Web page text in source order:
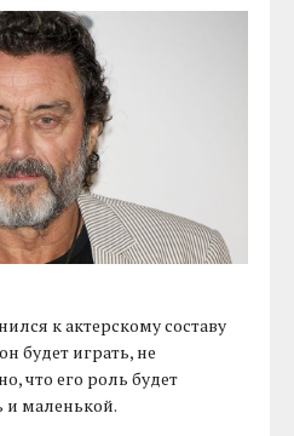
к актерскому составу
будет играть, не
что его роль будет
и маленькой.